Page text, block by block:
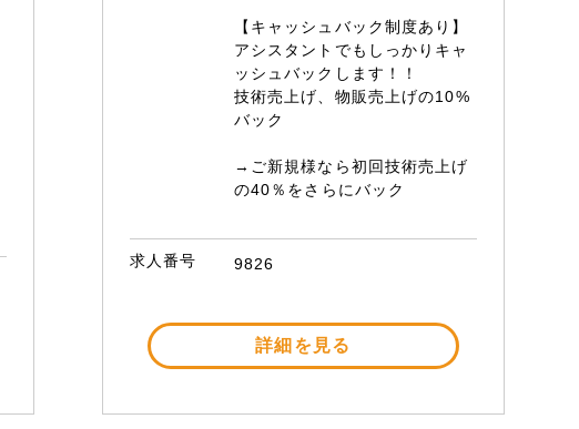
【キャッシュバック制度あり】
アシスタントでもしっかりキャ
ッシュバックします！！
技術売上げ、物販売上げの10%
バック
→ご新規様なら初回技術売上げ
の40％をさらにバック
求人番号 9826
詳細を見る